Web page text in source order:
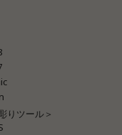
りツール＞